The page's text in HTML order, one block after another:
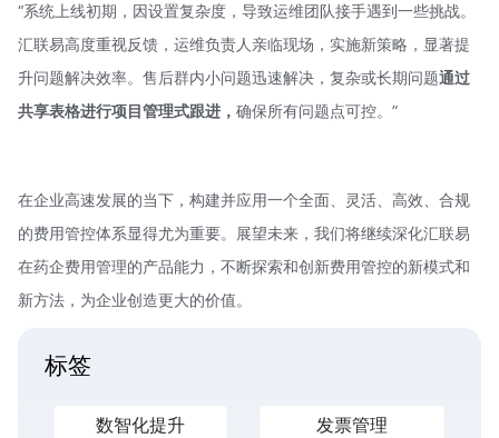
“系统上线初期，因设置复杂度，导致运维团队接手遇到一些挑战。
汇联易高度重视反馈，运维负责人亲临现场，实施新策略，显著提
升问题解决效率。售后群内小问题迅速解决，复杂或长期问题通过
共享表格进行项目管理式跟进， 确保所有问题点可控。”
在企业高速发展的当下，构建并应用一个全面、灵活、高效、合规
的费用管控体系显得尤为重要。展望未来，我们将继续深化汇联易
在药企费用管理的产品能力，不断探索和创新费用管控的新模式和
新方法，为企业创造更大的价值。
标签
数智化提升 发票管理